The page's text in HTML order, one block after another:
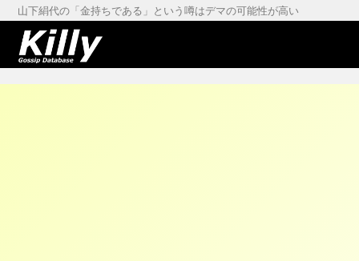
山下絹代の「金持ちである」という噂はデマの可能性が高い